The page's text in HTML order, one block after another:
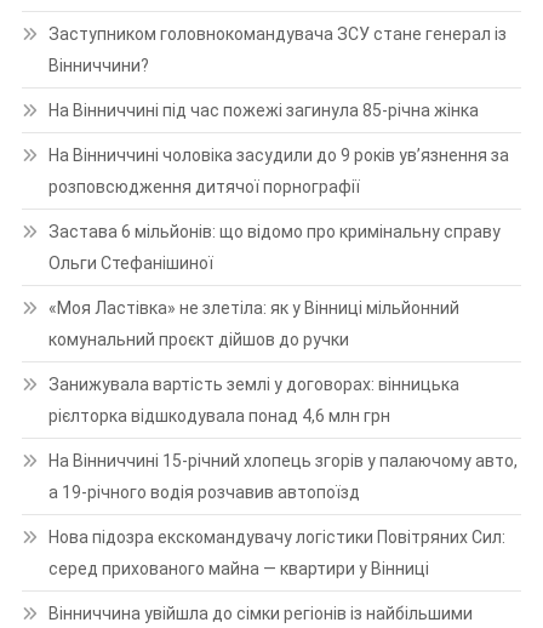
Заступником головнокомандувача ЗСУ стане генерал із
Вінниччини?
На Вінниччині під час пожежі загинула 85-річна жінка
На Вінниччині чоловіка засудили до 9 років ув’язнення за
розповсюдження дитячої порнографії
Застава 6 мільйонів: що відомо про кримінальну справу
Ольги Стефанішиної
«Моя Ластівка» не злетіла: як у Вінниці мільйонний
комунальний проєкт дійшов до ручки
Занижувала вартість землі у договорах: вінницька
рієлторка відшкодувала понад 4,6 млн грн
На Вінниччині 15-річний хлопець згорів у палаючому авто,
а 19-річного водія розчавив автопоїзд
Нова підозра екскомандувачу логістики Повітряних Сил:
серед прихованого майна — квартири у Вінниці
Вінниччина увійшла до сімки регіонів із найбільшими